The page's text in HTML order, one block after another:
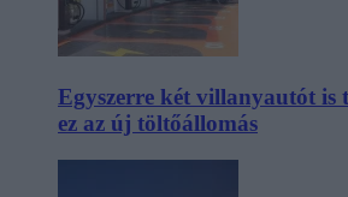
Egyszerre két villanyautót is
ez az új töltőállomás